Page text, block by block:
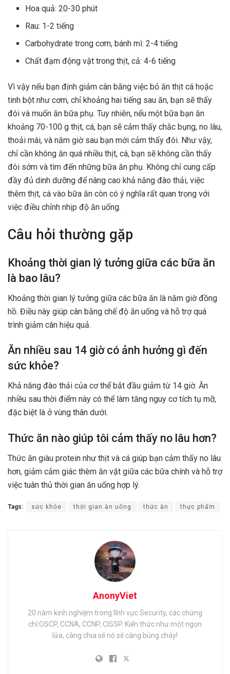
Hoa quả: 20-30 phút
Rau: 1-2 tiếng
Carbohydrate trong cơm, bánh mì: 2-4 tiếng
Chất đạm động vật trong thịt, cả: 4-6 tiếng
Vì vậy nếu bạn định giảm cân bằng việc bỏ ăn thịt cá hoặc
tinh bột như cơm, chỉ khoảng hai tiếng sau ăn, bạn sẽ thấy
đói và muốn ăn bữa phụ. Tuy nhiên, nếu một bữa bạn ăn
khoảng 70-100 g thịt, cá, bạn sẽ cảm thấy chắc bụng, no lâu,
thoải mái, và năm giờ sau bạn mới cảm thấy đói. Như vậy,
chỉ cần không ăn quá nhiều thịt, cá, bạn sẽ không cần thấy
đói sớm và tìm đến những bữa ăn phụ. Không chỉ cung cấp
đầy đủ dinh dưỡng để nâng cao khả năng đào thải, việc
thêm thịt, cá vào bữa ăn còn có ý nghĩa rất quan trọng với
việc điều chỉnh nhịp độ ăn uống.
Câu hỏi thường gặp
Khoảng thời gian lý tưởng giữa các bữa ăn
là bao lâu?
Khoảng thời gian lý tưởng giữa các bữa ăn là năm giờ đồng
hồ. Điều này giúp cân bằng chế độ ăn uống và hỗ trợ quá
trình giảm cân hiệu quả.
Ăn nhiều sau 14 giờ có ảnh hưởng gì đến
sức khỏe?
Khả năng đào thải của cơ thể bắt đầu giảm từ 14 giờ. Ăn
nhiều sau thời điểm này có thể làm tăng nguy cơ tích tụ mỡ,
đặc biệt là ở vùng thân dưới.
Thức ăn nào giúp tôi cảm thấy no lâu hơn?
Thức ăn giàu protein như thịt và cá giúp bạn cảm thấy no lâu
hơn, giảm cảm giác thèm ăn vặt giữa các bữa chính và hỗ trợ
việc tuân thủ thời gian ăn uống hợp lý.
Tags: sức khỏe thời gian ăn uống thức ăn thực phẩm
AnonyViet
20 năm kinh nghiệm trong lĩnh vực Security, các chứng
chỉ:OSCP, CCNA, CCNP, CISSP. Kiến thức như một ngọn
lửa, càng chia sẽ nó sẽ càng bùng cháy!